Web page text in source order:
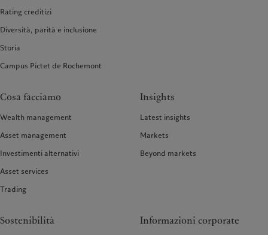
Rating creditizi
Diversità, parità e inclusione
Storia
Campus Pictet de Rochemont
Cosa facciamo
Wealth management
Asset management
Investimenti alternativi
Asset services
Trading
Insights
Latest insights
Markets
Beyond markets
Sostenibilità Informazioni corporate